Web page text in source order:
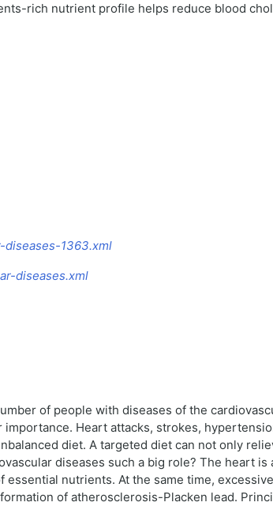
rich nutrient profile helps reduce blood
1363.xml
diseases.xml
of people with diseases of the
Heart attacks, strokes,
diet. A targeted diet can not only
diseases such a big role? The heart
nutrients. At the same time,
of atherosclerosis-Placken lead.